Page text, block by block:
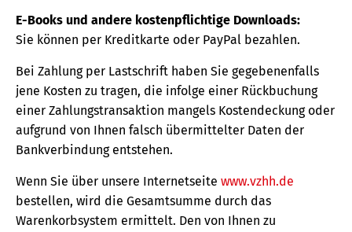
E-Books und andere kostenpflichtige Downloads:
Sie können per Kreditkarte oder PayPal bezahlen.
Bei Zahlung per Lastschrift haben Sie gegebenenfalls
jene Kosten zu tragen, die infolge einer Rückbuchung
einer Zahlungstransaktion mangels Kostendeckung oder
aufgrund von Ihnen falsch übermittelter Daten der
Bankverbindung entstehen.
Wenn Sie über unsere Internetseite www.vzhh.de
bestellen, wird die Gesamtsumme durch das
Warenkorbsystem ermittelt. Den von Ihnen zu